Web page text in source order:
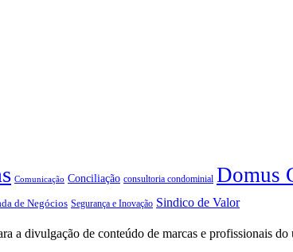
Comunicação Conciliação consultoria condominial Domus
de Negócios Segurança e Inovação Sindico de Valor
a divulgação de conteúdo de marcas e profissionais